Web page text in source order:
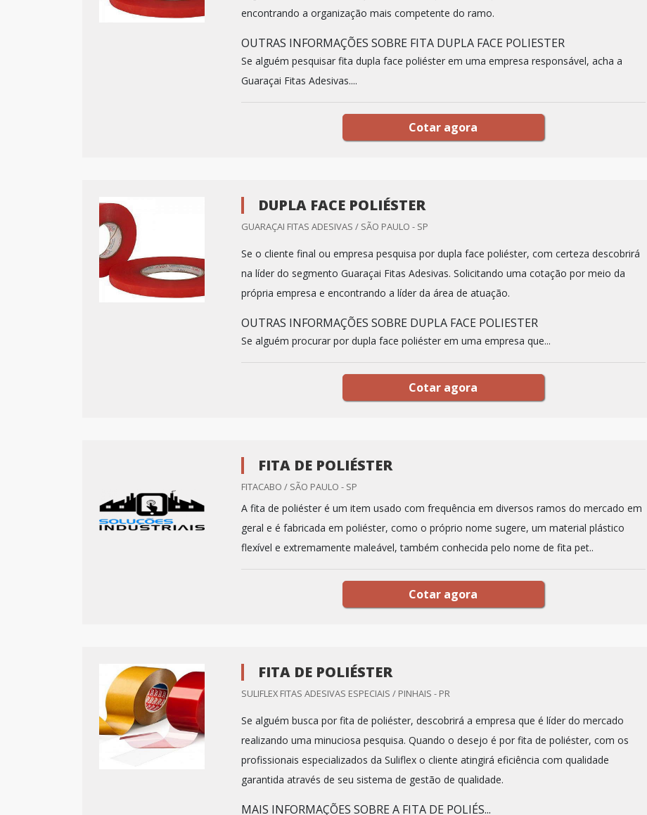
encontrando a organização mais competente do ramo.
OUTRAS INFORMAÇÕES SOBRE FITA DUPLA FACE POLIESTER
Se alguém pesquisar fita dupla face poliéster em uma empresa responsável, acha a
Guaraçai Fitas Adesivas....
Cotar agora
DUPLA FACE POLIÉSTER
GUARAÇAI FITAS ADESIVAS / SÃO PAULO - SP
Se o cliente final ou empresa pesquisa por dupla face poliéster, com certeza descobrirá
na líder do segmento Guaraçai Fitas Adesivas. Solicitando uma cotação por meio da
própria empresa e encontrando a líder da área de atuação.
OUTRAS INFORMAÇÕES SOBRE DUPLA FACE POLIESTER
Se alguém procurar por dupla face poliéster em uma empresa que...
Cotar agora
FITA DE POLIÉSTER
FITACABO / SÃO PAULO - SP
A fita de poliéster é um item usado com frequência em diversos ramos do mercado em
geral e é fabricada em poliéster, como o próprio nome sugere, um material plástico
flexível e extremamente maleável, também conhecida pelo nome de fita pet..
Cotar agora
FITA DE POLIÉSTER
SULIFLEX FITAS ADESIVAS ESPECIAIS / PINHAIS - PR
Se alguém busca por fita de poliéster, descobrirá a empresa que é líder do mercado
realizando uma minuciosa pesquisa. Quando o desejo é por fita de poliéster, com os
profissionais especializados da Suliflex o cliente atingirá eficiência com qualidade
garantida através de seu sistema de gestão de qualidade.
MAIS INFORMAÇÕES SOBRE A FITA DE POLIÉS...